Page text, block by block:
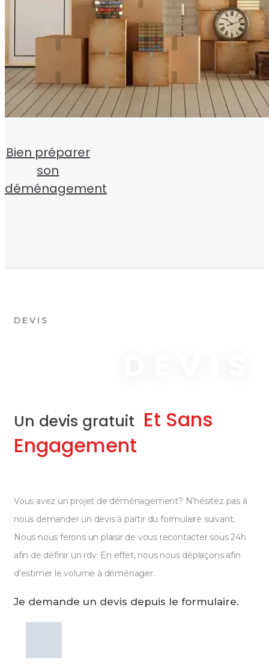
Bien préparer
son
déménagement
DEVIS
Un devis gratuit Et Sans
Engagement
Vous avez un projet de déménagement? N’hésitez pas à
nous demander un devis à partir du formulaire suivant.
Nous nous ferons un plaisir de vous recontacter sous 24h
afin de définir un rdv. En effet, nous nous déplaçons afin
d’estimer le volume à déménager.
Je demande un devis depuis le formulaire.